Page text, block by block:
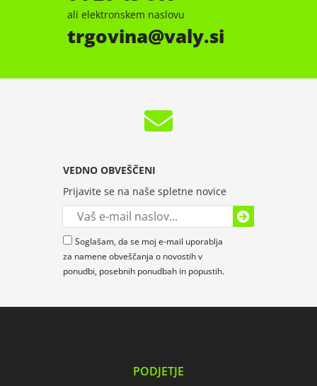
ali elektronskem naslovu
trgovina valy.si
VEDNO OBVEŠČENI
Prijavite se na naše spletne novice
Soglašam, da se moj e-mail uporablja
za namene obveščanja o novostih v
ponudbi, posebnih ponudbah in popustih.
PODJETJE